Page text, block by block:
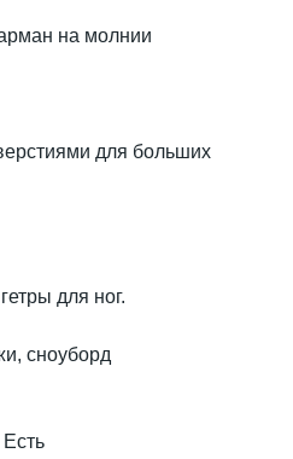
на молнии
для больших
для ног.
сноуборд